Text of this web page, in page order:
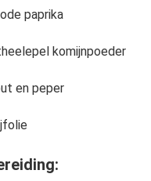
paprika
komijnpoeder
en peper